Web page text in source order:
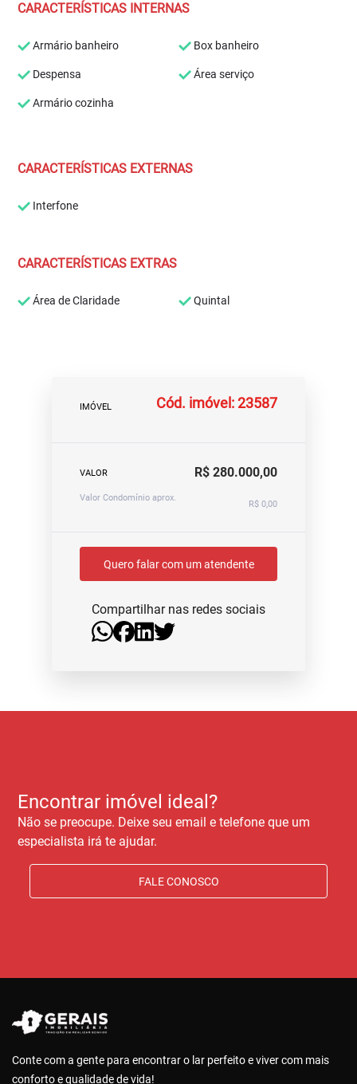
CARACTERÍSTICAS INTERNAS
Armário banheiro Box banheiro
Despensa Área serviço
Armário cozinha
CARACTERÍSTICAS EXTERNAS
Interfone
CARACTERÍSTICAS EXTRAS
Área de Claridade Quintal
IMÓVEL Cód. imóvel: 23587
VALOR R$ 280.000,00
Valor Condomínio aprox.
R$ 0,00
Quero falar com um atendente
Compartilhar nas redes sociais
Encontrar imóvel ideal?
Não se preocupe. Deixe seu email e telefone que um
especialista irá te ajudar.
FALE CONOSCO
Conte com a gente para encontrar o lar perfeito e viver com mais
conforto e qualidade de vida!